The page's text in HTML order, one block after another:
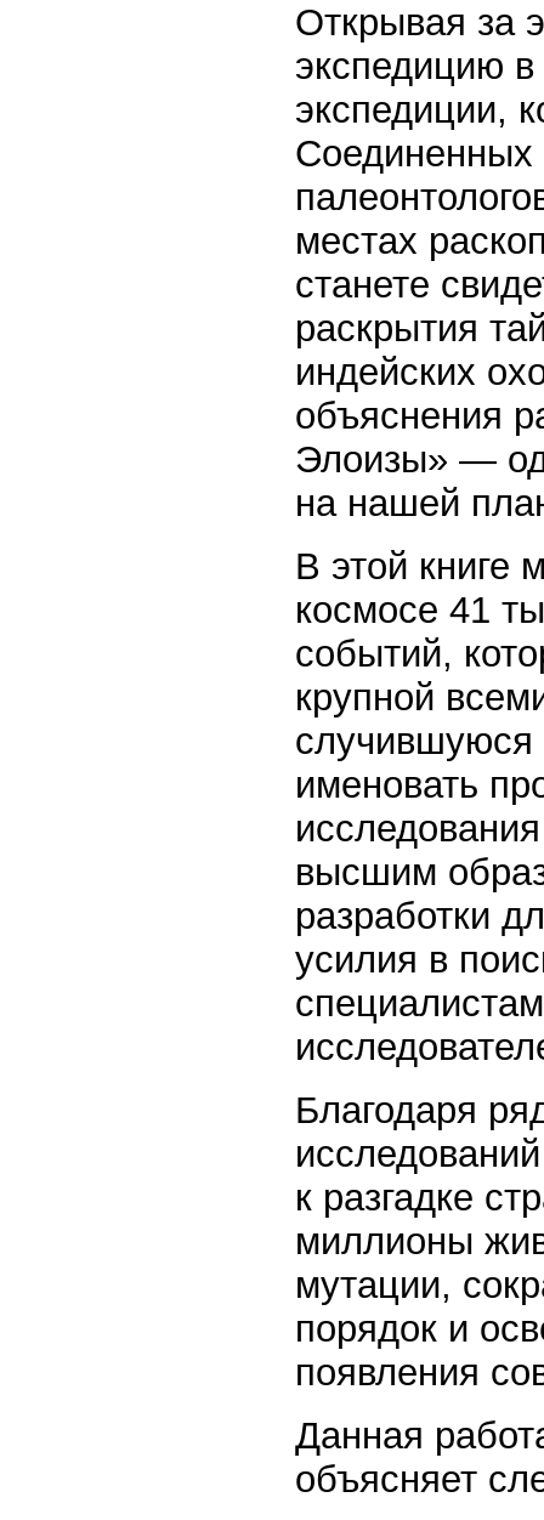
Открывая за
экспедицию
экспедиции,
Соединенных
местах
станете
раскрытия
индейских
объяснения
Элоизы» —
на нашей
В этой книге
космосе 41
событий,
крупной
случившуюся
именовать
высшим
разработки
усилия в
Благодаря
к разгадке
миллионы
мутации,
порядок и
появления
Данная
объясняет